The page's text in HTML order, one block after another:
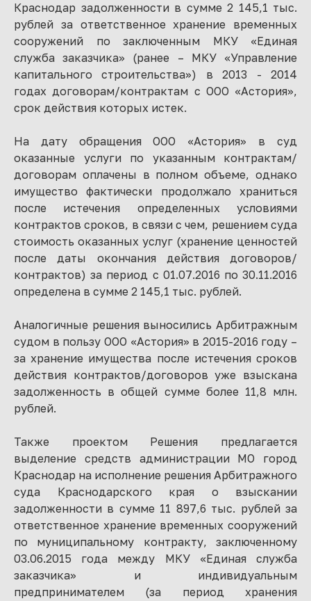
Краснодар задолженности в сумме 2 145,1 тыс.
рублей за ответственное хранение временных
сооружений по заключенным МКУ «Единая
служба заказчика» (ранее – МКУ «Управление
капитального строительства») в 2013 - 2014
годах договорам/контрактам с ООО «Астория»,
срок действия которых истек.
На дату обращения ООО «Астория» в суд
оказанные услуги по указанным контрактам/
договорам оплачены в полном объеме, однако
имущество фактически продолжало храниться
после истечения определенных условиями
контрактов сроков, в связи с чем, решением суда
стоимость оказанных услуг (хранение ценностей
после даты окончания действия договоров/
контрактов) за период с 01.07.2016 по 30.11.2016
определена в сумме 2 145,1 тыс. рублей.
Аналогичные решения выносились Арбитражным
судом в пользу ООО «Астория» в 2015-2016 году –
за хранение имущества после истечения сроков
действия контрактов/договоров уже взыскана
задолженность в общей сумме более 11,8 млн.
рублей.
Также проектом Решения предлагается
выделение средств администрации МО город
Краснодар на исполнение решения Арбитражного
суда Краснодарского края о взыскании
задолженности в сумме 11 897,6 тыс. рублей за
ответственное хранение временных сооружений
по муниципальному контракту, заключенному
03.06.2015 года между МКУ «Единая служба
заказчика» и индивидуальным
предпринимателем (за период хранения